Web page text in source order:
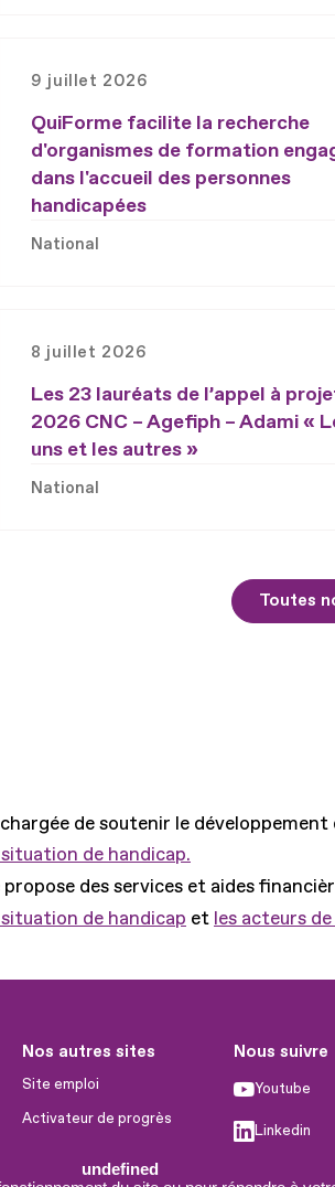
undefined
9 juillet 2026
QuiForme facilite la recherche
d'organismes de formation
dans l'accueil des personnes
handicapées
National
8 juillet 2026
Les 23 lauréats de l’appel à
2026 CNC – Agefiph – Adami «
uns et les autres »
National
Toutes
de soutenir le développement
de handicap.
propose des services et aides
de handicap et les acteurs
Nos autres sites
Site emploi
Activateur de progrès
Nous suivre
Youtube
Linkedin